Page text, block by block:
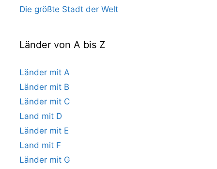
Die größte Stadt der Welt
Länder von A bis Z
Länder mit A
Länder mit B
Länder mit C
Land mit D
Länder mit E
Land mit F
Länder mit G